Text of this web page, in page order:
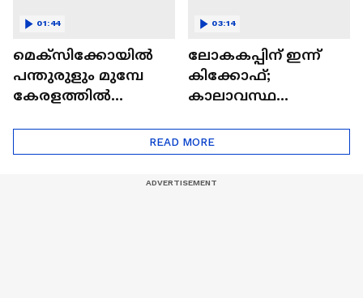
മെക്സിക്കോയിൽ
പന്തുരുളും മുമ്പേ
കേരളത്തിൽ
| FIFA World Cup 2026
| Football | Sports
01:44
ലോകകപ്പിന് ഇന്ന്
കിക്കോഫ്;
കാലാവസ്ഥ
ൽ ഉദ്ഘാടന
ചടങ്ങുകൾ വൈകും
03:14
READ MORE